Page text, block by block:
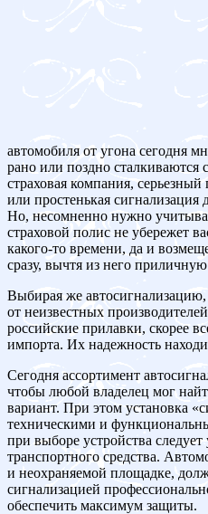
автомобиля от угона сегодня
рано или поздно
страховая компания,
или простенькая сигнализация
Но, несомненно нужно
страховой полис не убережет
какого-то времени, да и
сразу, вычтя из него
Выбирая же
от неизвестных
российские прилавки, скорее
импорта. Их надежность
Сегодня ассортимент
чтобы любой владелец мог
вариант. При этом установка
техническими и
при выборе устройства следует
транспортного средства.
и неохраняемой площадке,
сигнализацией
обеспечить максимум защиты.